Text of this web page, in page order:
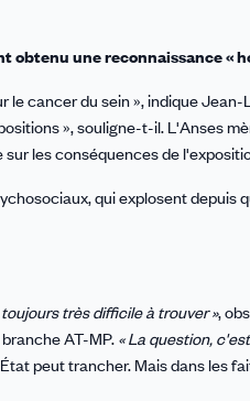
obtenu une reconnaissance «
cancer du sein », indique
», souligne-t-il. L'Anses
les conséquences de
qui explosent depuis
très difficile à trouver »,
AT-MP. « La question,
peut trancher. Mais dans les